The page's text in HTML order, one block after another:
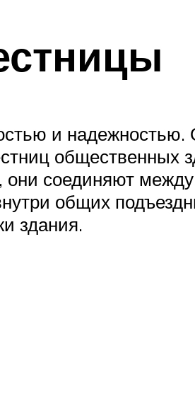
и
общественных
они соединяют
общих
здания.